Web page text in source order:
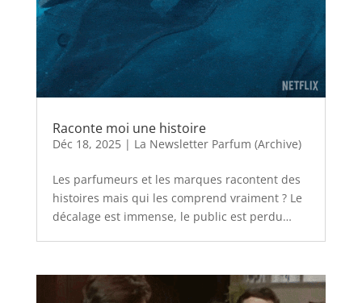
Raconte moi une histoire
Déc 18, 2025| La Newsletter Parfum (Archive)
Les parfumeurs et les marques racontent des
histoires mais qui les comprend vraiment ? Le
décalage est immense, le public est perdu…